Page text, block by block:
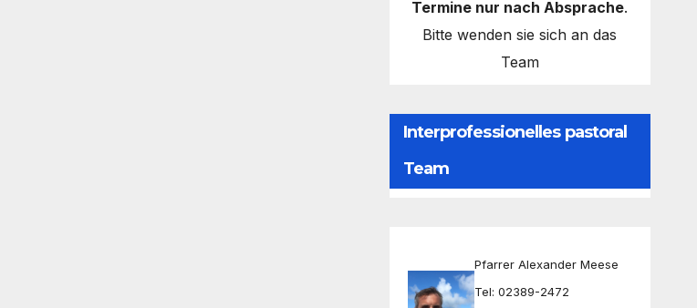
Termine nur nach Absprache.
Bitte wenden sie sich an das
Team
Interprofessionelles pastoral
Team
Pfarrer Alexander Meese
Tel: 02389-2472